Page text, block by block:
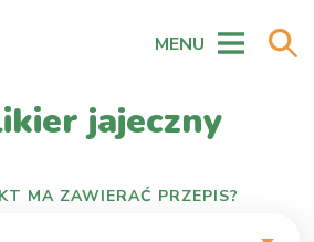
MENU
jajeczny
MA ZAWIERAĆ PRZEPIS?